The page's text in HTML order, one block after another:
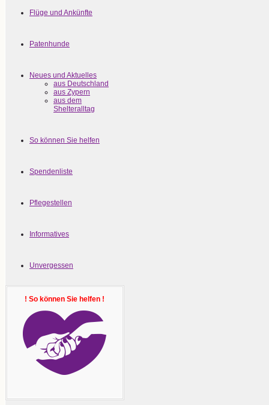
Flüge und Ankünfte
Patenhunde
Neues und Aktuelles
aus Deutschland
aus Zypern
aus dem
Shelteralltag
So können Sie helfen
Spendenliste
Pflegestellen
Informatives
Unvergessen
! So können Sie helfen !